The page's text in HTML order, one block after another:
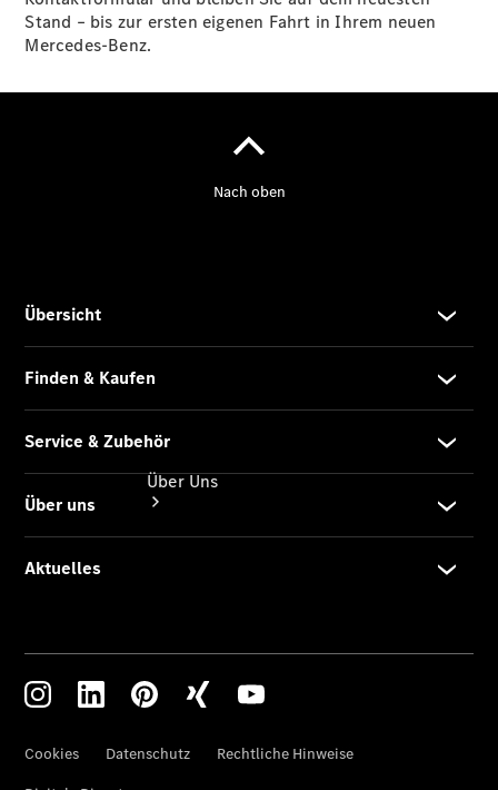
Services
Individuelle
Fahrzeugsteuerung
Über Uns
Kontakt
Unser Team
Stand – bis zur ersten eigenen Fahrt in Ihrem neuen
Mercedes-Benz.